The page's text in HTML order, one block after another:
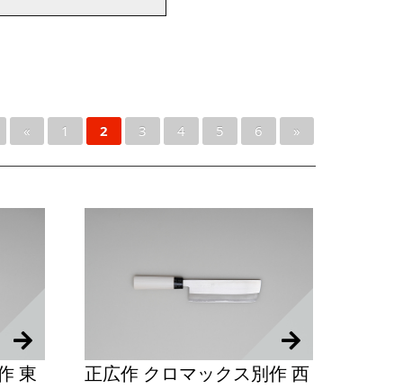
« 1 2 3 4 5 6 »
東
正広作 クロマックス別作 西